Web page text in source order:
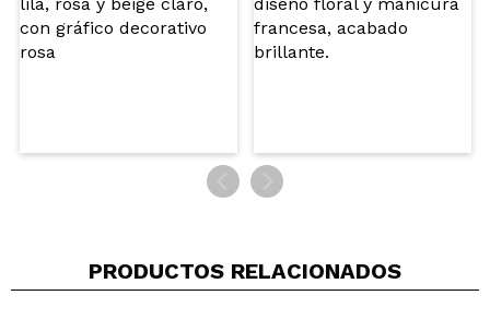
PRODUCTOS RELACIONADOS